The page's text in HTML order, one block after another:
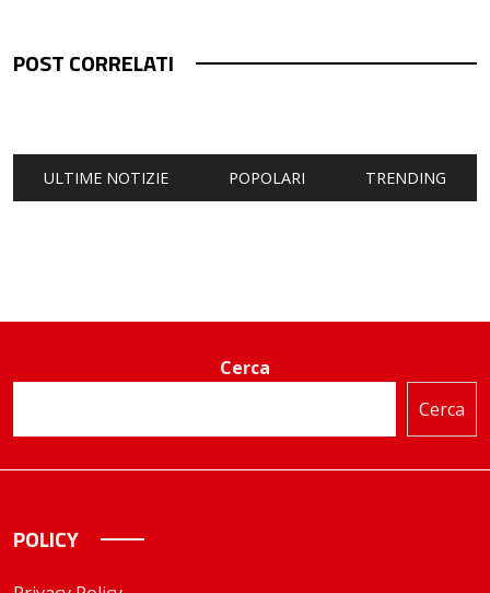
POST CORRELATI
ULTIME NOTIZIE POPOLARI TRENDING
Cerca
Cerca
POLICY